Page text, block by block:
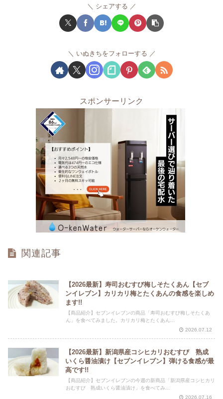
シェアする
いぬきちをフォローする
スポンサーリンク
関連記事
【2026最新】寿司おむすび梅しそたくあん【セブ
ンイレブン】カリカリ梅とたくあんの食感を楽しめ
ます!!
【商品紹介】セブンイレブンの商品「寿司おむすび梅しそたくあ
ん」を食べてみました。カリカリ梅とたくあん...
2026.07.12
【2026最新】新潟県産コシヒカリおむすび 熟成
いくら醤油漬け【セブンイレブン】弾ける食感が最
高です!!
【商品紹介】セブンイレブンの今週の新商品「新潟県産コシヒカリ
おむすび 熟成いくら醤油漬け」を食べてみ...
2026.07.16